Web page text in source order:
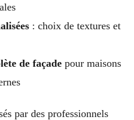
: choix de textures et
de façadepour maisons
par des professionnels